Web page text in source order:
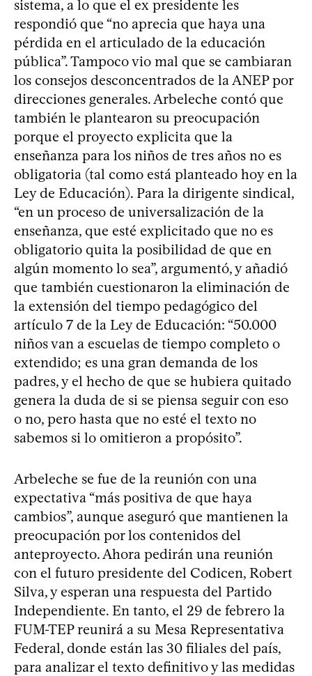
sistema, a lo que el ex presidente les
respondió que “no aprecia que haya una
pérdida en el articulado de la educación
pública”. Tampoco vio mal que se cambiaran
los consejos desconcentrados de la ANEP por
direcciones generales. Arbeleche contó que
también le plantearon su preocupación
porque el proyecto explicita que la
enseñanza para los niños de tres años no es
obligatoria (tal como está planteado hoy en la
Ley de Educación). Para la dirigente sindical,
“en un proceso de universalización de la
enseñanza, que esté explicitado que no es
obligatorio quita la posibilidad de que en
algún momento lo sea”, argumentó, y añadió
que también cuestionaron la eliminación de
la extensión del tiempo pedagógico del
artículo 7 de la Ley de Educación: “50.000
niños van a escuelas de tiempo completo o
extendido; es una gran demanda de los
padres, y el hecho de que se hubiera quitado
genera la duda de si se piensa seguir con eso
o no, pero hasta que no esté el texto no
sabemos si lo omitieron a propósito”.
Arbeleche se fue de la reunión con una
expectativa “más positiva de que haya
cambios”, aunque aseguró que mantienen la
preocupación por los contenidos del
anteproyecto. Ahora pedirán una reunión
con el futuro presidente del Codicen, Robert
Silva, y esperan una respuesta del Partido
Independiente. En tanto, el 29 de febrero la
FUM-TEP reunirá a su Mesa Representativa
Federal, donde están las 30 filiales del país,
para analizar el texto definitivo y las medidas